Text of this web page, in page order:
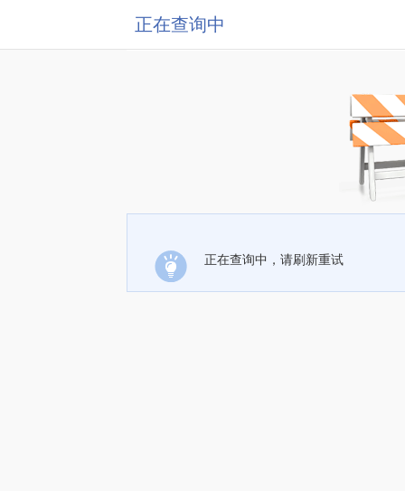
正在查询中
正在查询中，请刷新重试